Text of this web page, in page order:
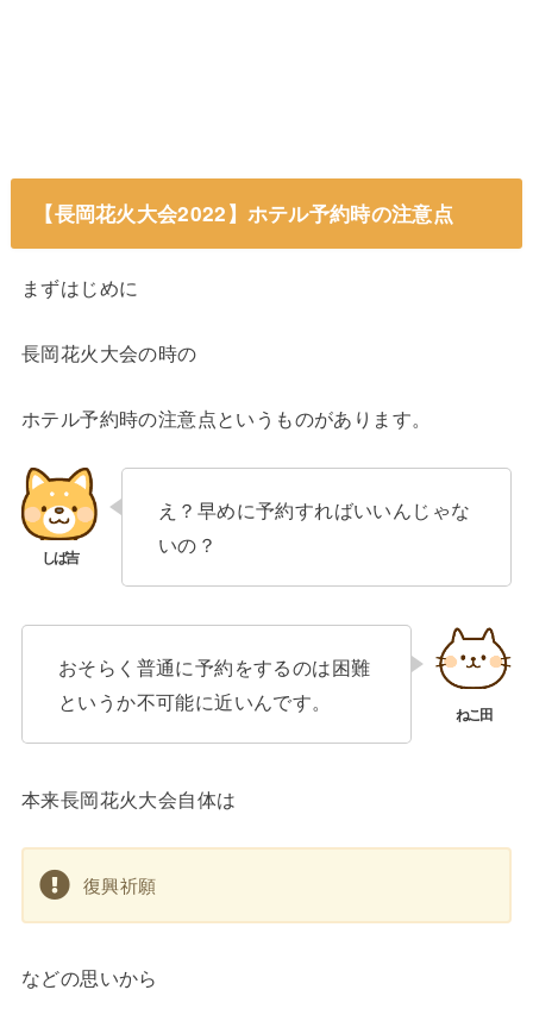
【長岡花火大会2022】ホテル予約時の注意点
まずはじめに
長岡花火大会の時の
ホテル予約時の注意点というものがあります。
え？早めに予約すればいいんじゃな
いの？
おそらく普通に予約をするのは困難
というか不可能に近いんです。
本来長岡花火大会自体は
復興祈願
などの思いから